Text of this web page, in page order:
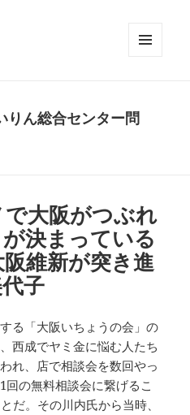
ット
りん総合センター問
大阪がつぶれ
決まっている
維新が突き進
子
る「大阪いちょうの会」の
西成でヤミ金に悩む人たち
れ、店で相談会を数回やっ
の無料相談会に繋げるこ
だ。その川内氏から当時、